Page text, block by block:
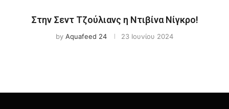
Στην Σεντ Τζούλιανς η Ντιβίνα Νίγκρο!
by Aquafeed 24 23 Ιουνίου 2024